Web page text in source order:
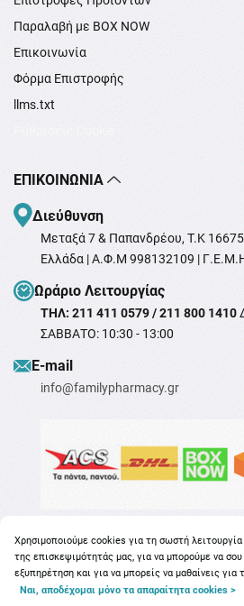
Παραλαβή με BOX NOW
Επικοινωνία
Φόρμα Επιστροφής
llms.txt
ΕΠΙΚΟΙΝΩΝΊΑ
Διεύθυνση
Μεταξά 7 & Παπανδρέου, T.K
Ελλάδα | Α.Φ.Μ 998132109 |
Ωράριο Λειτουργίας
ΤΗΛ: 211 411 0579 / 211 800 1410
ΣΑΒΒΑΤΟ: 10:30 - 13:00
Ε-mail
info@familypharmacy.gr
Χρησιμοποιούμε cookies για τη σωστή
της επισκεψιμότητάς μας, για να μπορούμε να
εξυπηρέτηση και για να μπορείς να μαθαίνεις
Ναι, αποδέχομαι μόνο τα απαραίτητα cookies >